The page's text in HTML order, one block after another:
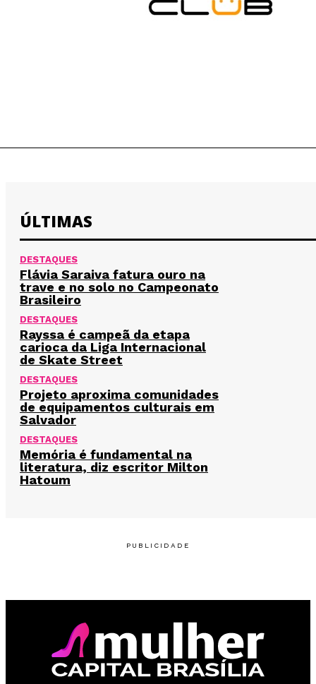
ÚLTIMAS
DESTAQUES
Flávia Saraiva fatura ouro na
trave e no solo no Campeonato
Brasileiro
DESTAQUES
Rayssa é campeã da etapa
carioca da Liga Internacional
de Skate Street
DESTAQUES
Projeto aproxima comunidades
de equipamentos culturais em
Salvador
DESTAQUES
Memória é fundamental na
literatura, diz escritor Milton
Hatoum